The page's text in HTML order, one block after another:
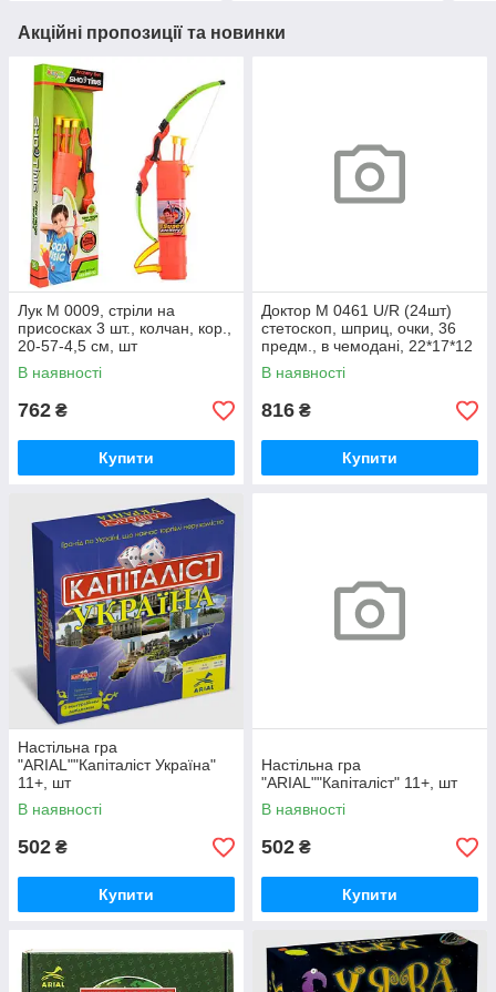
Акційні пропозиції та новинки
Лук M 0009, стріли на
присосках 3 шт., колчан, кор.,
20-57-4,5 см, шт
В наявності
762 ₴
Купити
Доктор M 0461 U/R (24шт)
стетоскоп, шприц, очки, 36
предм., в чемодані, 22*17*12
см, шт
В наявності
816 ₴
Купити
Настільна гра
"ARIAL""Капіталіст Україна"
11+, шт
В наявності
502 ₴
Купити
Настільна гра
"ARIAL""Капіталіст" 11+, шт
В наявності
502 ₴
Купити